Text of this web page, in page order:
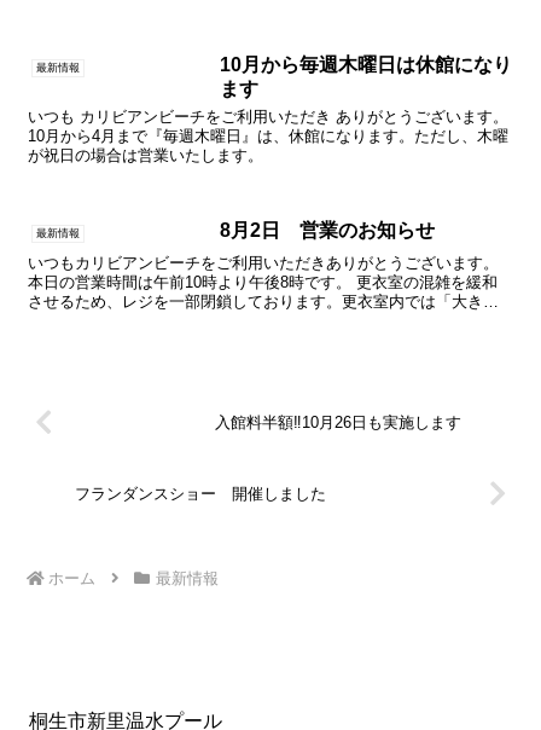
最新情報
10月から毎週木曜日は休館になり
ます
いつも カリビアンビーチをご利用いただき ありがとうございます。
10月から4月まで『毎週木曜日』は、休館になります。ただし、木曜
が祝日の場合は営業いたします。
最新情報 8月2日 営業のお知らせ
いつもカリビアンビーチをご利用いただきありがとうございます。
本日の営業時間は午前10時より午後8時です。 更衣室の混雑を緩和
させるため、レジを一部閉鎖しております。更衣室内では「大きな
入館料半額‼10月26日も実施します
フランダンスショー 開催しました
ホーム 最新情報
桐生市新里温水プール